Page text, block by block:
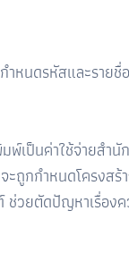
ำหนดรหัสและรา
เป็นค่าใช้จ่ายสำ
กกำหนดโครงสร้
วยตัดปัญหาเรื่องค